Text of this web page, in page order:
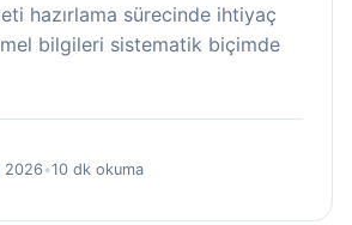
hazırlama sürecinde ihtiyaç
bilgileri sistematik biçimde
2026 •10 dk okuma